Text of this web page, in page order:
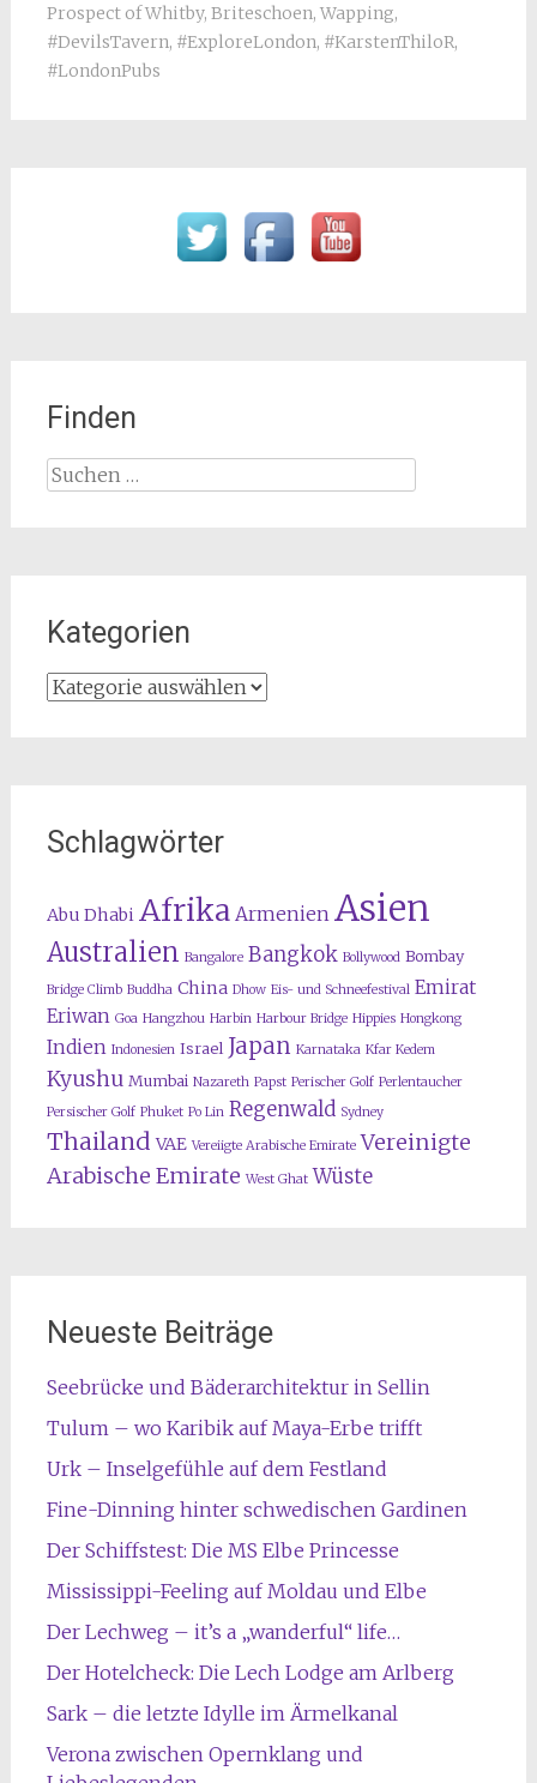
Prospect of Whitby, Briteschoen, Wapping,
#DevilsTavern, #ExploreLondon, #KarstenThiloR,
#LondonPubs
Finden
Suchen
nach:
Kategorien
Kategorien
Schlagwörter
Abu Dhabi Afrika Armenien Asien
Australien Bangalore Bangkok Bollywood Bombay
Bridge Climb Buddha China Dhow Eis- und Schneefestival Emirat
Eriwan Goa Hangzhou Harbin Harbour Bridge Hippies Hongkong
Indien Indonesien Israel Japan Karnataka Kfar Kedem
Kyushu Mumbai Nazareth Papst Perischer Golf Perlentaucher
Persischer Golf Phuket Po Lin Regenwald Sydney
Thailand VAE Vereiigte Arabische Emirate Vereinigte
Arabische Emirate West Ghat Wüste
Neueste Beiträge
Seebrücke und Bäderarchitektur in Sellin
Tulum – wo Karibik auf Maya-Erbe trifft
Urk – Inselgefühle auf dem Festland
Fine-Dinning hinter schwedischen Gardinen
Der Schiffstest: Die MS Elbe Princesse
Mississippi-Feeling auf Moldau und Elbe
Der Lechweg – it’s a „wanderful“ life…
Der Hotelcheck: Die Lech Lodge am Arlberg
Sark – die letzte Idylle im Ärmelkanal
Verona zwischen Opernklang und